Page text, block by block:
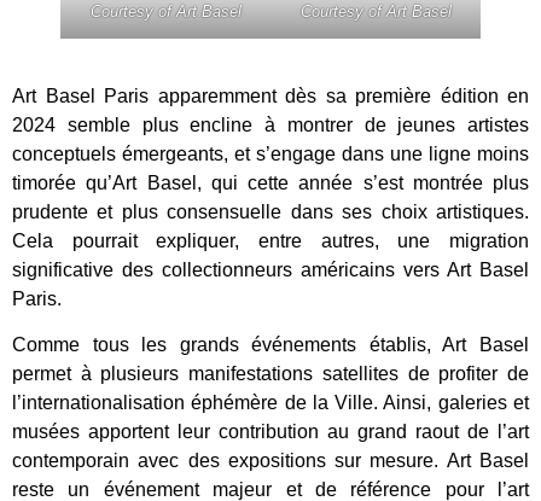
Courtesy of Art Basel
Courtesy of Art Basel
Art Basel Paris apparemment dès sa première édition en
2024 semble plus encline à montrer de jeunes artistes
conceptuels émergeants, et s’engage dans une ligne moins
timorée qu’Art Basel, qui cette année s’est montrée plus
prudente et plus consensuelle dans ses choix artistiques.
Cela pourrait expliquer, entre autres, une migration
significative des collectionneurs américains vers Art Basel
Paris.
Comme tous les grands événements établis, Art Basel
permet à plusieurs manifestations satellites de profiter de
l’internationalisation éphémère de la Ville. Ainsi, galeries et
musées apportent leur contribution au grand raout de l’art
contemporain avec des expositions sur mesure. Art Basel
reste un événement majeur et de référence pour l’art